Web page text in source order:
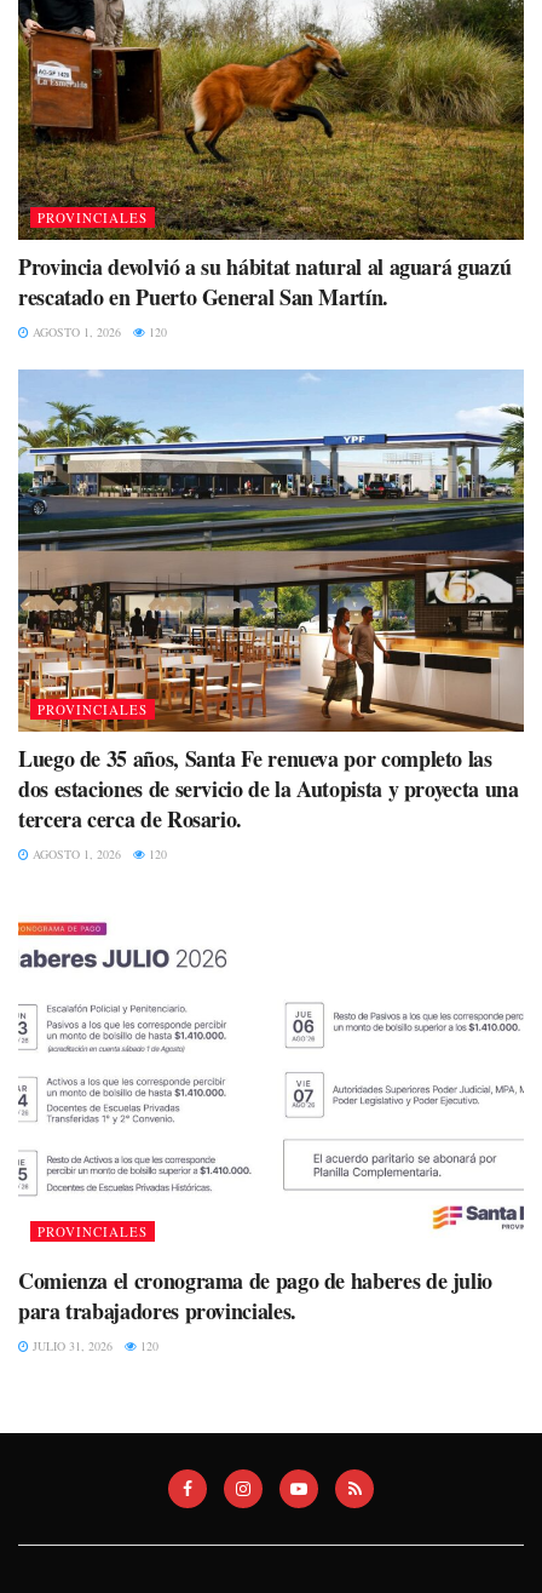
PROVINCIALES
Provincia devolvió a su hábitat natural al aguará guazú
rescatado en Puerto General San Martín.
AGOSTO 1, 2026 120
PROVINCIALES
Luego de 35 años, Santa Fe renueva por completo las
dos estaciones de servicio de la Autopista y proyecta una
tercera cerca de Rosario.
AGOSTO 1, 2026 120
PROVINCIALES
Comienza el cronograma de pago de haberes de julio
para trabajadores provinciales.
JULIO 31, 2026 120